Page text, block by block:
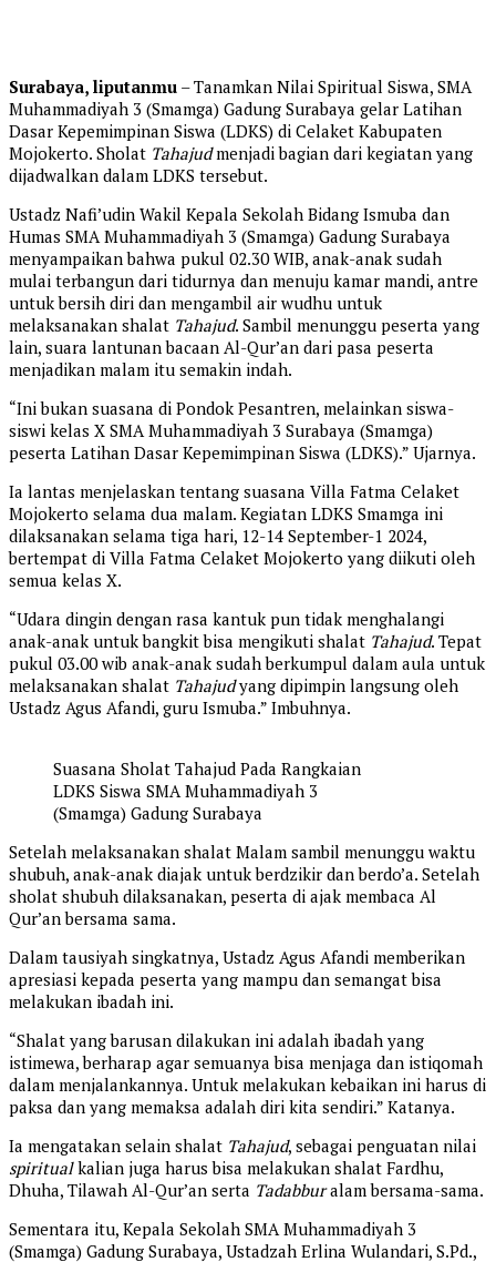
Surabaya, liputanmu – Tanamkan Nilai Spiritual Siswa, SMA
Muhammadiyah 3 (Smamga) Gadung Surabaya gelar Latihan
Dasar Kepemimpinan Siswa (LDKS) di Celaket Kabupaten
Mojokerto. Sholat Tahajudmenjadi bagian dari kegiatan yang
dijadwalkan dalam LDKS tersebut.
Ustadz Nafi’udin Wakil Kepala Sekolah Bidang Ismuba dan
Humas SMA Muhammadiyah 3 (Smamga) Gadung Surabaya
menyampaikan bahwa pukul 02.30 WIB, anak-anak sudah
mulai terbangun dari tidurnya dan menuju kamar mandi, antre
untuk bersih diri dan mengambil air wudhu untuk
melaksanakan shalat Tahajud. Sambil menunggu peserta yang
lain, suara lantunan bacaan Al-Qur’an dari pasa peserta
menjadikan malam itu semakin indah.
“Ini bukan suasana di Pondok Pesantren, melainkan siswa-
siswi kelas X SMA Muhammadiyah 3 Surabaya (Smamga)
peserta Latihan Dasar Kepemimpinan Siswa (LDKS).” Ujarnya.
Ia lantas menjelaskan tentang suasana Villa Fatma Celaket
Mojokerto selama dua malam. Kegiatan LDKS Smamga ini
dilaksanakan selama tiga hari, 12-14 September-1 2024,
bertempat di Villa Fatma Celaket Mojokerto yang diikuti oleh
semua kelas X.
“Udara dingin dengan rasa kantuk pun tidak menghalangi
anak-anak untuk bangkit bisa mengikuti shalat Tahajud. Tepat
pukul 03.00 wib anak-anak sudah berkumpul dalam aula untuk
melaksanakan shalat Tahajudyang dipimpin langsung oleh
Ustadz Agus Afandi, guru Ismuba.” Imbuhnya.
Suasana Sholat Tahajud Pada Rangkaian
LDKS Siswa SMA Muhammadiyah 3
(Smamga) Gadung Surabaya
Setelah melaksanakan shalat Malam sambil menunggu waktu
shubuh, anak-anak diajak untuk berdzikir dan berdo’a. Setelah
sholat shubuh dilaksanakan, peserta di ajak membaca Al
Qur’an bersama sama.
Dalam tausiyah singkatnya, Ustadz Agus Afandi memberikan
apresiasi kepada peserta yang mampu dan semangat bisa
melakukan ibadah ini.
“Shalat yang barusan dilakukan ini adalah ibadah yang
istimewa, berharap agar semuanya bisa menjaga dan istiqomah
dalam menjalankannya. Untuk melakukan kebaikan ini harus di
paksa dan yang memaksa adalah diri kita sendiri.” Katanya.
Ia mengatakan selain shalat Tahajud, sebagai penguatan nilai
spiritualkalian juga harus bisa melakukan shalat Fardhu,
Dhuha, Tilawah Al-Qur’an serta Tadabburalam bersama-sama.
Sementara itu, Kepala Sekolah SMA Muhammadiyah 3
(Smamga) Gadung Surabaya, Ustadzah Erlina Wulandari, S.Pd.,